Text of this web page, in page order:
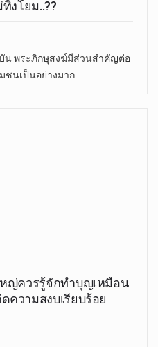
งโยม..??
พระภิกษุสงฆ์มีส่วนสำคัญต่อ
นเป็นอย่างมาก…
หญ่ควรรู้จักทำบุญเหมือน
ความสงบเรียบร้อย